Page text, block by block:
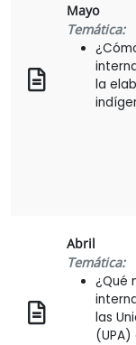
Mayo
Temática:
la
Abril
Temática:
¿Qué
las